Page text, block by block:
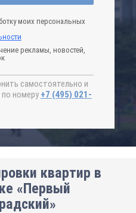
моих персональных
рекламы, новостей,
самостоятельно и
номеру +7 (495) 021-
квартир в
«Первый